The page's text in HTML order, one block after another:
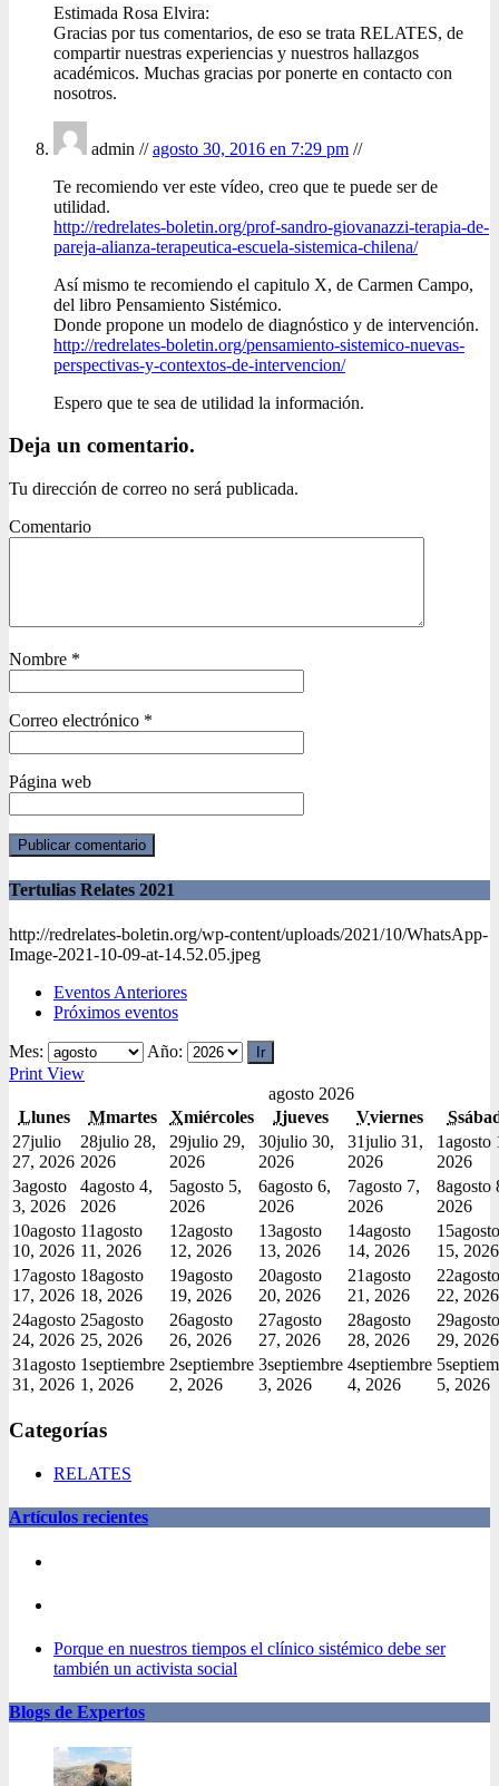
Estimada Rosa Elvira:
Gracias por tus comentarios, de eso se trata RELATES, de
compartir nuestras experiencias y nuestros hallazgos
académicos. Muchas gracias por ponerte en contacto con
nosotros.
admin //agosto 30, 2016 en 7:29 pm //
Te recomiendo ver este vídeo, creo que te puede ser de
utilidad.
http://redrelates-boletin.org/prof-sandro-giovanazzi-terapia-de-
pareja-alianza-terapeutica-escuela-sistemica-chilena/
Así mismo te recomiendo el capitulo X, de Carmen Campo,
del libro Pensamiento Sistémico.
Donde propone un modelo de diagnóstico y de intervención.
http://redrelates-boletin.org/pensamiento-sistemico-nuevas-
perspectivas-y-contextos-de-intervencion/
Espero que te sea de utilidad la información.
Deja un comentario.
Tu dirección de correo no será publicada.
Comentario
Nombre *
Correo electrónico *
Página web
Tertulias Relates 2021
http://redrelates-boletin.org/wp-content/uploads/2021/10/WhatsApp-
Image-2021-10-09-at-14.52.05.jpeg
Eventos Anteriores
Próximos eventos
Mes:
Año:
Print View
agosto 2026
Llunes Mmartes Xmiércoles Jjueves Vviernes S
27julio
27, 2026
28julio 28,
2026
29julio 29,
2026
30julio 30,
2026
31julio 31,
2026
1agosto
2026
3agosto
3, 2026
4agosto 4,
2026
5agosto 5,
2026
6agosto 6,
2026
7agosto 7,
2026
8agosto
2026
10agosto
10, 2026
11agosto
11, 2026
12agosto
12, 2026
13agosto
13, 2026
14agosto
14, 2026
15agosto
15, 2026
17agosto
17, 2026
18agosto
18, 2026
19agosto
19, 2026
20agosto
20, 2026
21agosto
21, 2026
22agosto
22, 2026
24agosto
24, 2026
25agosto
25, 2026
26agosto
26, 2026
27agosto
27, 2026
28agosto
28, 2026
29agosto
29, 2026
31agosto
31, 2026
1septiembre
1, 2026
2septiembre
2, 2026
3septiembre
3, 2026
4septiembre
4, 2026
5
5, 2026
Categorías
RELATES
Artículos recientes
Porque en nuestros tiempos el clínico sistémico debe ser
también un activista social
Blogs de Expertos